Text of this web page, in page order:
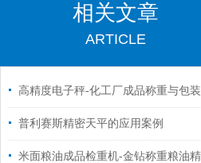
相关文章
ARTICLE
高精度电子秤-化工厂成品称重与包装
普利赛斯精密天平的应用案例